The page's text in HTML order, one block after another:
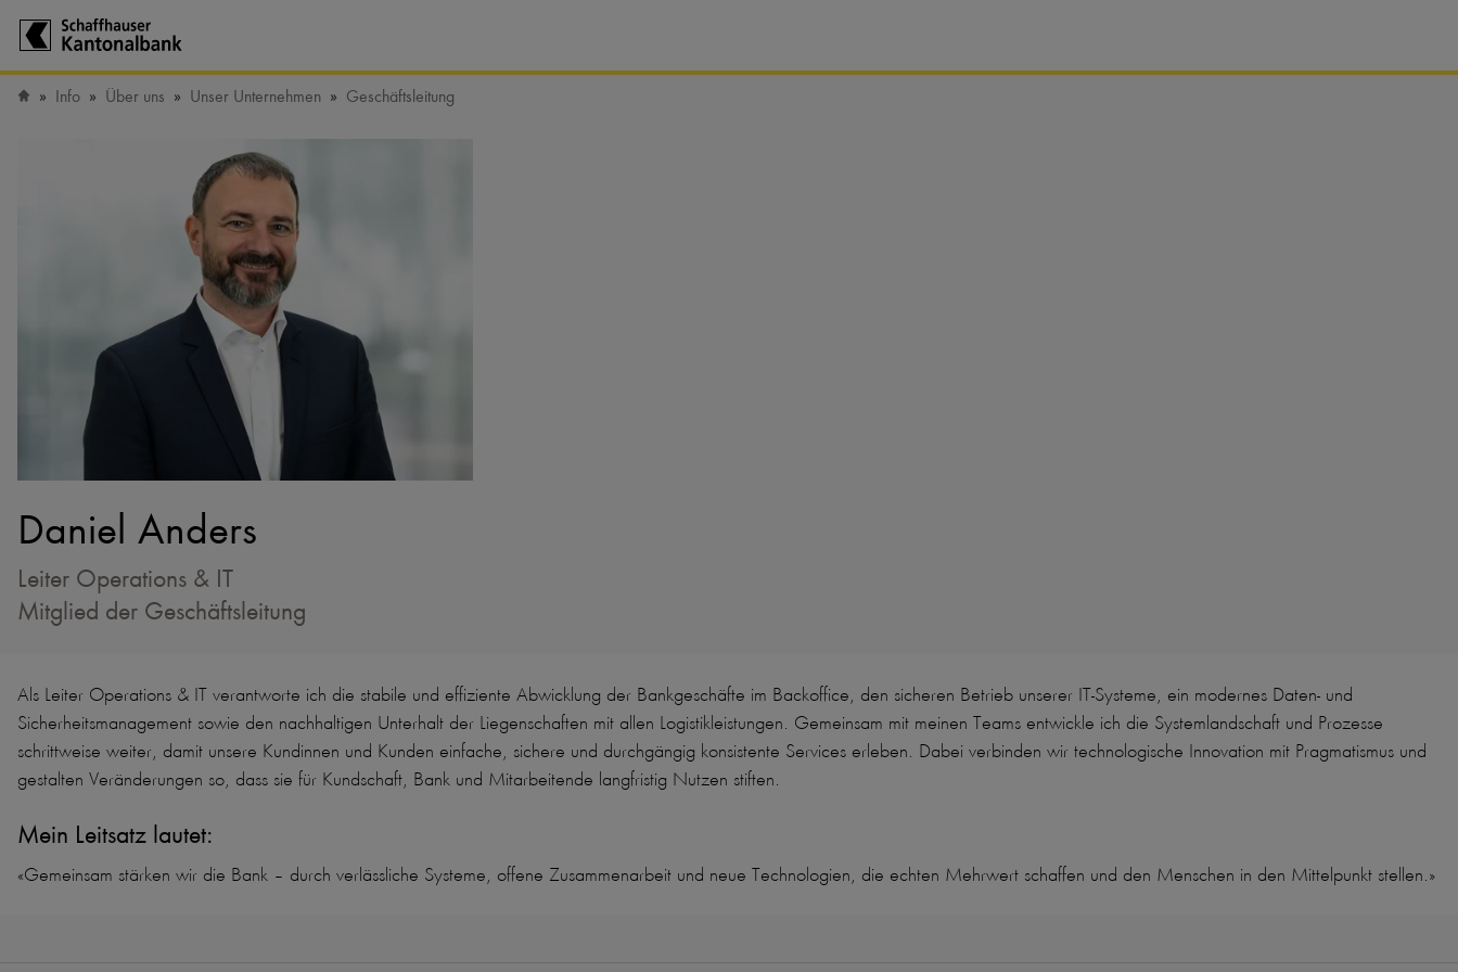
Info Über uns Unser Unternehmen Geschäftsleitung
Daniel Anders
Leiter Operations & IT
Mitglied der Geschäftsleitung
Als Leiter Operations & IT verantworte ich die stabile und effiziente Abwicklung der Bankgeschäfte im Backoffice, den sicheren Betrieb unserer IT-Systeme, ein modernes Daten- und
Sicherheitsmanagement sowie den nachhaltigen Unterhalt der Liegenschaften mit allen Logistikleistungen. Gemeinsam mit meinen Teams entwickle ich die Systemlandschaft und Prozesse
schrittweise weiter, damit unsere Kundinnen und Kunden einfache, sichere und durchgängig konsistente Services erleben. Dabei verbinden wir technologische Innovation mit Pragmatismus und
gestalten Veränderungen so, dass sie für Kundschaft, Bank und Mitarbeitende langfristig Nutzen stiften.
Mein Leitsatz lautet:
«Gemeinsam stärken wir die Bank – durch verlässliche Systeme, offene Zusammenarbeit und neue Technologien, die echten Mehrwert schaffen und den Menschen in den Mittelpunkt stellen.»